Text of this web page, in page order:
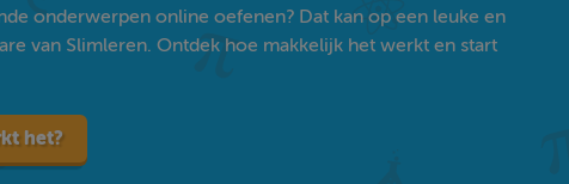
onderwerpen online oefenen? Dat kan op een leuke en
van Slimleren. Ontdek hoe makkelijk het werkt en start
het?